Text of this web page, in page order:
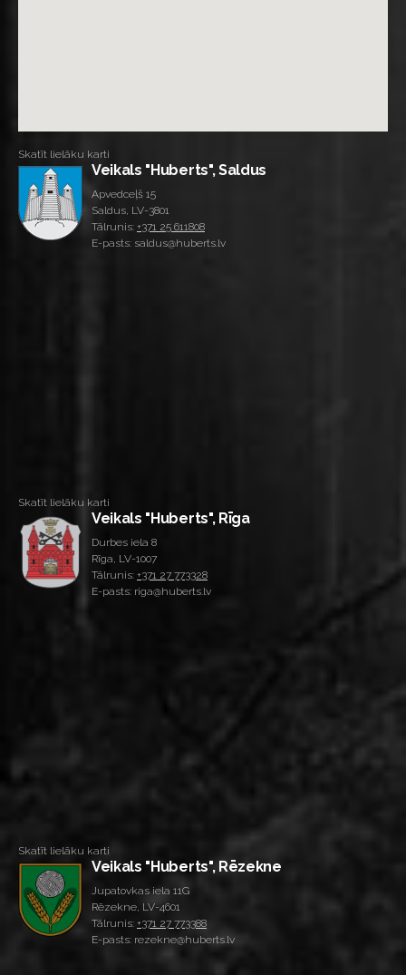
Skatīt lielāku karti
Veikals "Huberts", Saldus
Apvedceļš 15
Saldus, LV-3801
Tālrunis: +371 25 611808
E-pasts: saldus@huberts.lv
Skatīt lielāku karti
Veikals "Huberts", Rīga
Durbes iela 8
Rīga, LV-1007
Tālrunis: +371 27 773328
E-pasts: riga@huberts.lv
Skatīt lielāku karti
Veikals "Huberts", Rēzekne
Jupatovkas iela 11G
Rēzekne, LV-4601
Tālrunis: +371 27 773388
E-pasts: rezekne@huberts.lv